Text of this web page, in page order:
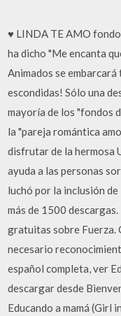
♥ LINDA TE AMO
ha dicho "Me encanta
Animados se
escondidas! Sólo una
mayoría de los "fondos
la "pareja romántica
disfrutar de la hermosa
ayuda a las personas
luchó por la inclusión
más de 1500
gratuitas sobre Fuerza.
necesario
español completa, ver
descargar desde
Educando a mamá (Girl